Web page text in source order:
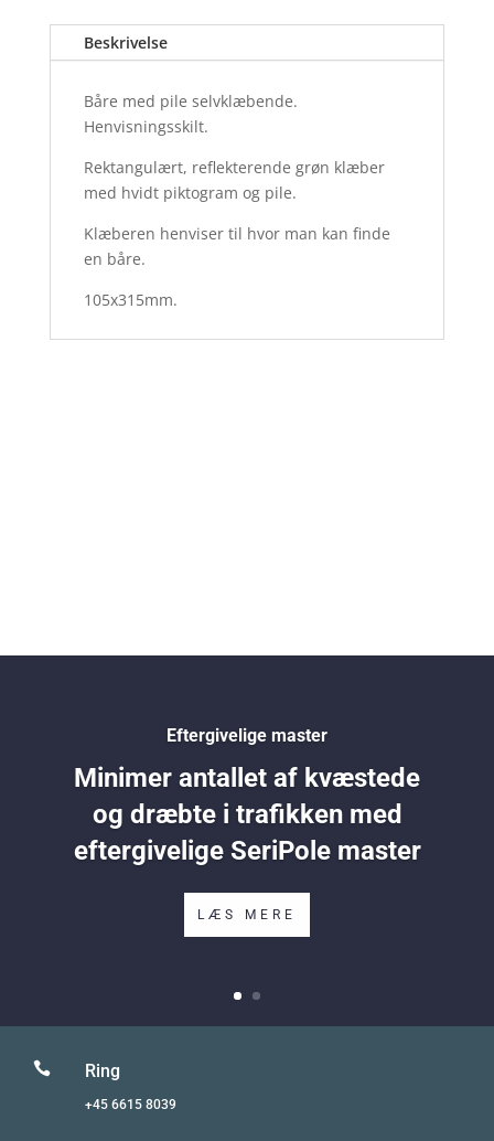
selvklæbende
antal
Beskrivelse
Båre med pile selvklæbende.
Henvisningsskilt.
Rektangulært, reflekterende grøn klæber
med hvidt piktogram og pile.
Klæberen henviser til hvor man kan finde
en båre.
105x315mm.
Eftergivelige master
Minimer antallet af kvæstede
og dræbte i trafikken med
eftergivelige SeriPole master
LÆS MERE
 Ring
+45 6615 8039